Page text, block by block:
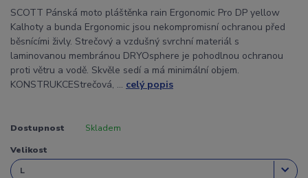
SCOTT Pánská moto pláštěnka rain Ergonomic Pro DP yellow
Kalhoty a bunda Ergonomic jsou nekompromisní ochranou před
běsnícími živly. Strečový a vzdušný svrchní materiál s
laminovanou membránou DRYOsphere je pohodlnou ochranou
proti větru a vodě. Skvěle sedí a má minimální objem.
KONSTRUKCEStrečová, ... celý popis
Dostupnost Skladem
Velikost